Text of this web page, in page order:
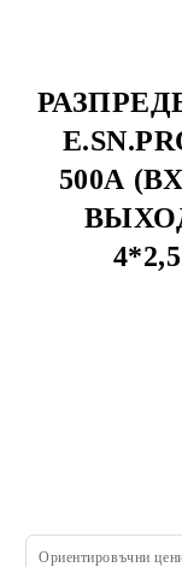
500А
Ориентировъчни